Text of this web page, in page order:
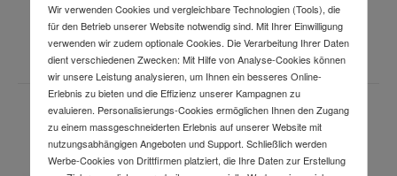
184,99 €
inkl. MwSt.
Bosch Schwingschleifer GSS18V-18
LieferungbisMo., 31. Aug.
Wir verwenden Cookies und vergleichbare Technologien (Tools), die
für den Betrieb unserer Website notwendig sind. Mit Ihrer Einwilligung
verwenden wir zudem optionale Cookies. Die Verarbeitung Ihrer Daten
dient verschiedenen Zwecken: Mit Hilfe von Analyse-Cookies können
wir unsere Leistung analysieren, um Ihnen ein besseres Online-
Erlebnis zu bieten und die Effizienz unserer Kampagnen zu
evaluieren. Personalisierungs-Cookies ermöglichen Ihnen den Zugang
zu einem massgeschneiderten Erlebnis auf unserer Website mit
nutzungsabhängigen Angeboten und Support. Schließlich werden
Werbe-Cookies von Drittfirmen platziert, die Ihre Daten zur Erstellung